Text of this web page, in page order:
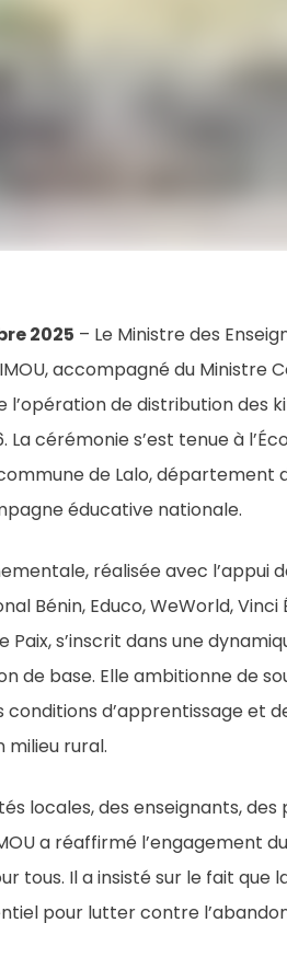
2025 – Le Ministre des
accompagné du Ministre
l’opération de distribution des
cérémonie s’est tenue à
de Lalo, département
éducative nationale.
réalisée avec l’appui
Bénin, Educo, WeWorld,
Paix, s’inscrit dans une
de base. Elle ambitionne de
conditions d’apprentissage et
rural.
locales, des enseignants,
a réaffirmé l’engagement
tous. Il a insisté sur le fait que
pour lutter contre